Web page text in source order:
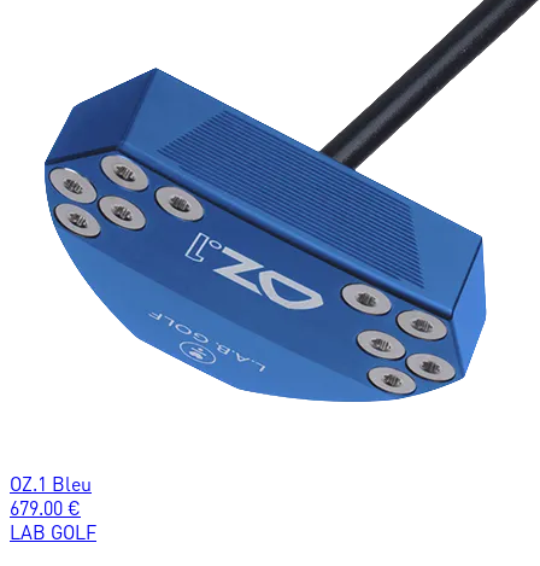
OZ.1 Bleu
679.00 €
LAB GOLF